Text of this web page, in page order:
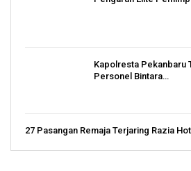
Kapolresta Pekanbaru
Personel Bintara…
27 Pasangan Remaja Terjaring Razia